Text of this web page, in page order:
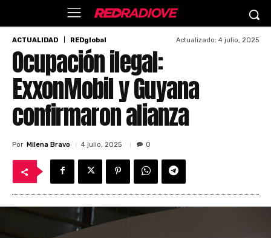
ACTUALIDAD REDglobal Actualizado: 4 julio, 2025
Ocupación ilegal:
ExxonMobil y Guyana
confirmaron alianza
Por Milena Bravo 4 julio, 2025 0